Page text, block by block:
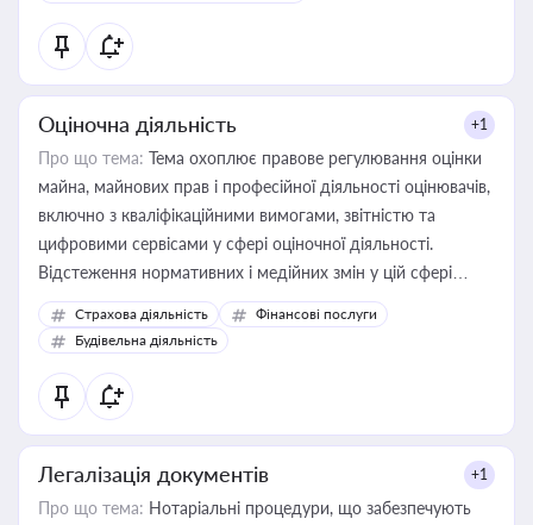
Оціночна діяльність +1
Про що тема: Тема охоплює правове регулювання оцінки
майна, майнових прав і професійної діяльності оцінювачів,
включно з кваліфікаційними вимогами, звітністю та
цифровими сервісами у сфері оціночної діяльності.
Відстеження нормативних і медійних змін у цій сфері
корисне для власника бізнесу, керівника, юриста або
бухгалтера під час оподаткування, приватизації, оренди
державного майна, корпоративних угод і перевірки
статусу суб'єктів оціночної діяльності
Страхова діяльність
Фінансові послуги
Будівельна діяльність
Легалізація документів +1
Про що тема: Нотаріальні процедури, що забезпечують